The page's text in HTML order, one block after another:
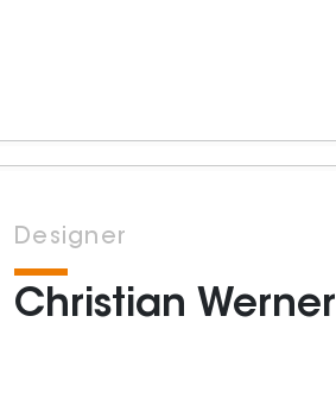
Designer
Christian Werner